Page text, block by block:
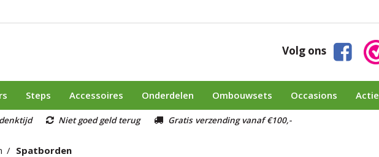
Volg ons
Steps Accessoires Onderdelen Ombouwsets Occasions Actie
Niet goed geld terug Gratis verzending vanaf €100,-
Spatborden